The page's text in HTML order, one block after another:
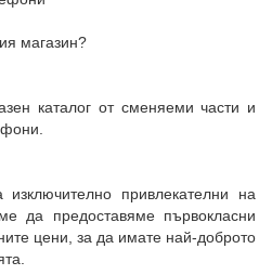
магазин?
каталог от сменяеми части и
привлекателни на
да предоставяме първокласни
цени, за да имате най-доброто